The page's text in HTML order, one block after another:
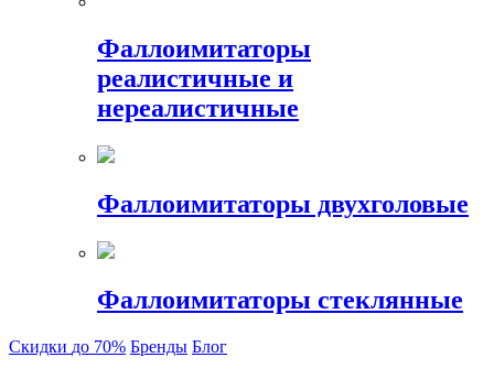
Фаллоимитаторы
реалистичные и
нереалистичные
Фаллоимитаторы двухголовые
Фаллоимитаторы стеклянные
Скидки до 70% Бренды Блог